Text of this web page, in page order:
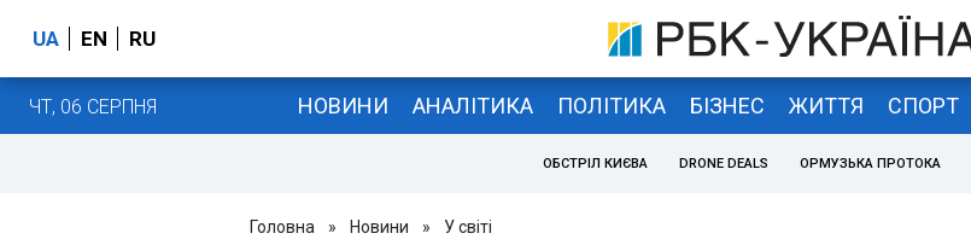
UA EN RU
ЧТ, 06 СЕРПНЯ НОВИНИ АНАЛІТИКА ПОЛІТИКА БІЗНЕС ЖИТТЯ СПОРТ
ОБСТРІЛ КИЄВА DRONE DEALS ОРМУЗЬКА ПРОТОКА
Головна » Новини » У світі